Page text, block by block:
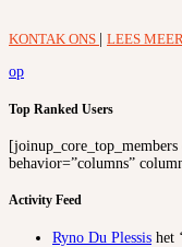
KONTAK ONS LEES
op
Top Ranked Users
[joinup_core_top_members
behavior=”columns”
Activity Feed
Ryno Du Plessis het